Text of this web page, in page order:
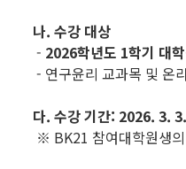
나. 수강 대상
- 2026학년도 1학기 대
- 연구윤리 교과목 및 온
다. 수강 기간: 2026. 3.
※ BK21 참여대학원생